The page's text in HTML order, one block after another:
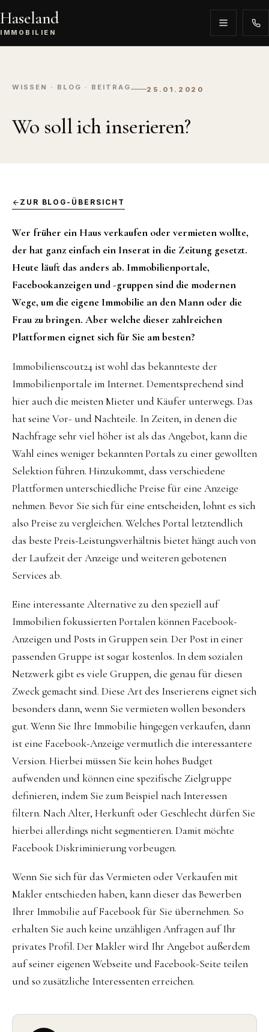
Haseland
IMMOBILIEN
WISSEN · BLOG · BEITRAG 25.01.2020
Wo soll ich inserieren?
ZUR BLOG-ÜBERSICHT
Wer früher ein Haus verkaufen oder vermieten wollte,
der hat ganz einfach ein Inserat in die Zeitung gesetzt.
Heute läuft das anders ab. Immobilienportale,
Facebookanzeigen und -gruppen sind die modernen
Wege, um die eigene Immobilie an den Mann oder die
Frau zu bringen. Aber welche dieser zahlreichen
Plattformen eignet sich für Sie am besten?
Immobilienscout24 ist wohl das bekannteste der
Immobilienportale im Internet. Dementsprechend sind
hier auch die meisten Mieter und Käufer unterwegs. Das
hat seine Vor- und Nachteile. In Zeiten, in denen die
Nachfrage sehr viel höher ist als das Angebot, kann die
Wahl eines weniger bekannten Portals zu einer gewollten
Selektion führen. Hinzukommt, dass verschiedene
Plattformen unterschiedliche Preise für eine Anzeige
nehmen. Bevor Sie sich für eine entscheiden, lohnt es sich
also Preise zu vergleichen. Welches Portal letztendlich
das beste Preis-Leistungsverhältnis bietet hängt auch von
der Laufzeit der Anzeige und weiteren gebotenen
Services ab.
Eine interessante Alternative zu den speziell auf
Immobilien fokussierten Portalen können Facebook-
Anzeigen und Posts in Gruppen sein. Der Post in einer
passenden Gruppe ist sogar kostenlos. In dem sozialen
Netzwerk gibt es viele Gruppen, die genau für diesen
Zweck gemacht sind. Diese Art des Inserierens eignet sich
besonders dann, wenn Sie vermieten wollen besonders
gut. Wenn Sie Ihre Immobilie hingegen verkaufen, dann
ist eine Facebook-Anzeige vermutlich die interessantere
Version. Hierbei müssen Sie kein hohes Budget
aufwenden und können eine spezifische Zielgruppe
definieren, indem Sie zum Beispiel nach Interessen
filtern. Nach Alter, Herkunft oder Geschlecht dürfen Sie
hierbei allerdings nicht segmentieren. Damit möchte
Facebook Diskriminierung vorbeugen.
Wenn Sie sich für das Vermieten oder Verkaufen mit
Makler entschieden haben, kann dieser das Bewerben
Ihrer Immobilie auf Facebook für Sie übernehmen. So
erhalten Sie auch keine unzähligen Anfragen auf Ihr
privates Profil. Der Makler wird Ihr Angebot außerdem
auf seiner eigenen Webseite und Facebook-Seite teilen
und so zusätzliche Interessenten erreichen.